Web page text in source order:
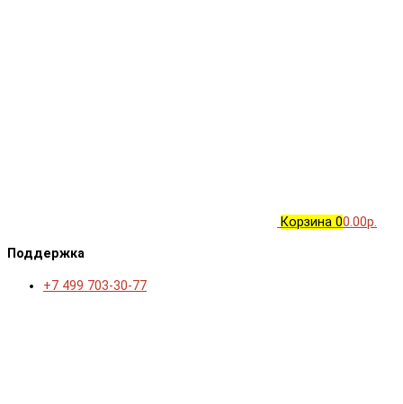
Корзина 00.00р.
Поддержка
+7 499 703-30-77